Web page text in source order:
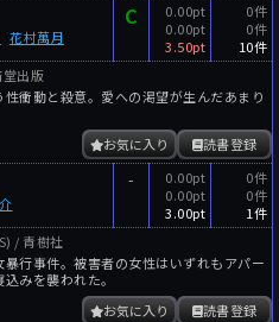
花村萬月
C
0.00pt
0.00pt
3.50pt
0件
0件
10件
出版
衝動と殺意。愛への渇望が生んだあまり
読書登録
お気に入り
-
0.00pt
0.00pt
3.00pt
0件
0件
1件
/ 青樹社
行事件。被害者の女性はいずれもアパー
みを襲われた。
読書登録
お気に入り